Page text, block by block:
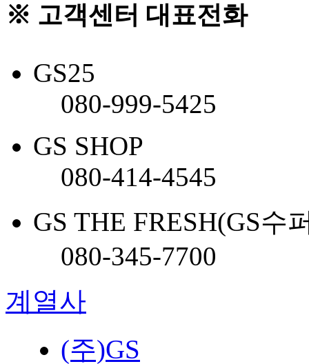
※ 고객센터 대표전화
GS25
080-999-5425
GS SHOP
080-414-4545
GS THE FRESH(GS수
080-345-7700
계열사
(주)GS